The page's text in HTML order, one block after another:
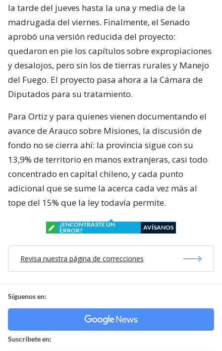
la tarde del jueves hasta la una y media de la
madrugada del viernes. Finalmente, el Senado
aprobó una versión reducida del proyecto:
quedaron en pie los capítulos sobre expropiaciones
y desalojos, pero sin los de tierras rurales y Manejo
del Fuego. El proyecto pasa ahora a la Cámara de
Diputados para su tratamiento.
Para Ortiz y para quienes vienen documentando el
avance de Arauco sobre Misiones, la discusión de
fondo no se cierra ahí: la provincia sigue con su
13,9% de territorio en manos extranjeras, casi todo
concentrado en capital chileno, y cada punto
adicional que se sume la acerca cada vez más al
tope del 15% que la ley todavía permite.
¿ENCONTRASTE UN
ERROR?
AVÍSANOS
Revisa nuestra página de correcciones
Síguenos en:
Suscríbete en: